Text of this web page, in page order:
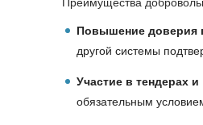
Повышение доверия
другой системы
Участие в тендерах и
обязательным